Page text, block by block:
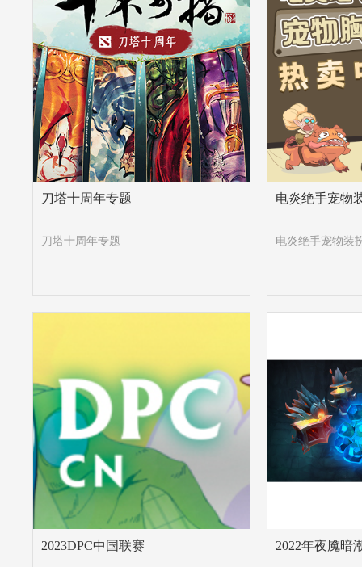
刀塔十周年专题
刀塔十周年专题
电炎绝手宠物
电炎绝手宠物装
2023DPC中国联赛 2022年夜魇暗